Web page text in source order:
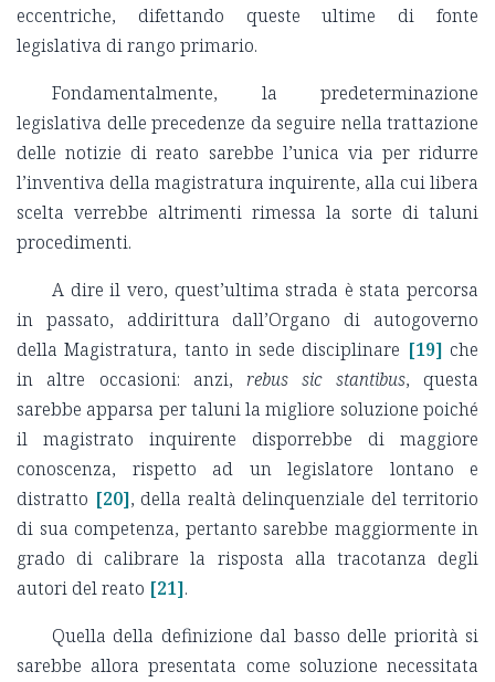
eccentriche, difettando queste ultime di fonte
legislativa di rango primario.
Fondamentalmente, la predeterminazione
legislativa delle precedenze da seguire nella trattazione
delle notizie di reato sarebbe l’unica via per ridurre
l’inventiva della magistratura inquirente, alla cui libera
scelta verrebbe altrimenti rimessa la sorte di taluni
procedimenti.
A dire il vero, quest’ultima strada è stata percorsa
in passato, addirittura dall’Organo di autogoverno
della Magistratura, tanto in sede disciplinare [19] che
in altre occasioni: anzi,rebus sic stantibus, questa
sarebbe apparsa per taluni la migliore soluzione poiché
il magistrato inquirente disporrebbe di maggiore
conoscenza, rispetto ad un legislatore lontano e
distratto [20], della realtà delinquenziale del territorio
di sua competenza, pertanto sarebbe maggiormente in
grado di calibrare la risposta alla tracotanza degli
autori del reato [21].
Quella della definizione dal basso delle priorità si
sarebbe allora presentata come soluzione necessitata